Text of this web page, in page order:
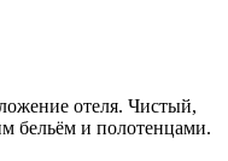
отеля. Чистый,
бельём и полотенцами.